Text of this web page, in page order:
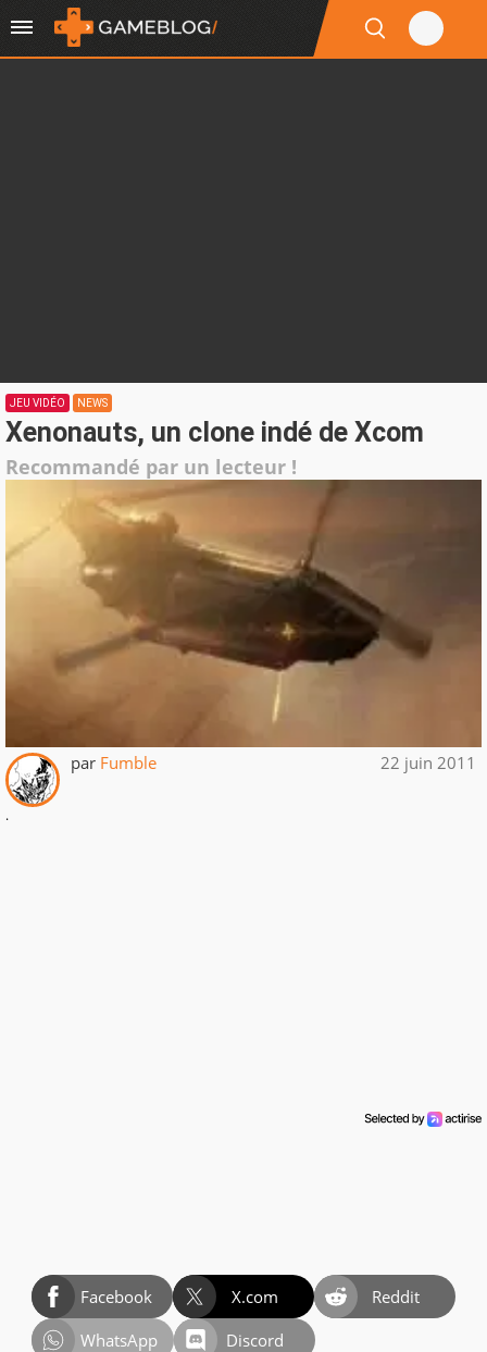
JEU VIDÉO NEWS
Xenonauts, un clone indé de Xcom
Recommandé par un lecteur !
par Fumble 22 juin 2011
.
Facebook X.com
Reddit
WhatsApp
Discord